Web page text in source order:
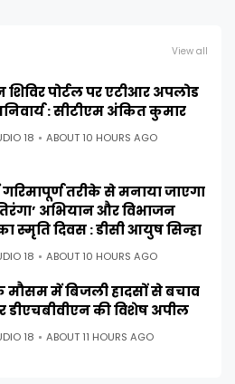
View all
शिविर पोर्टल पर एटीआर अपलोड
: सीटीएम अंकित कुमार
18 ABOUT 10 HOURS AGO
तरीके से मनाया जाएगा
अभियान और विभाजन
स्मृति दिवस : डीसी आयुष सिन्हा
18 ABOUT 10 HOURS AGO
मौसम में बिजली हादसों से बचाव
की विशेष अपील
18 ABOUT 11 HOURS AGO